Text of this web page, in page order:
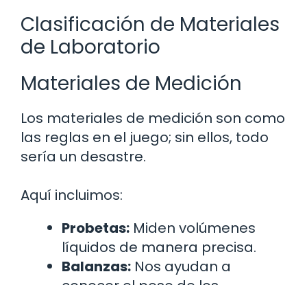
Clasificación de Materiales
de Laboratorio
Materiales de Medición
Los materiales de medición son como
las reglas en el juego; sin ellos, todo
sería un desastre.
Aquí incluimos:
Probetas: Miden volúmenes
líquidos de manera precisa.
Balanzas: Nos ayudan a